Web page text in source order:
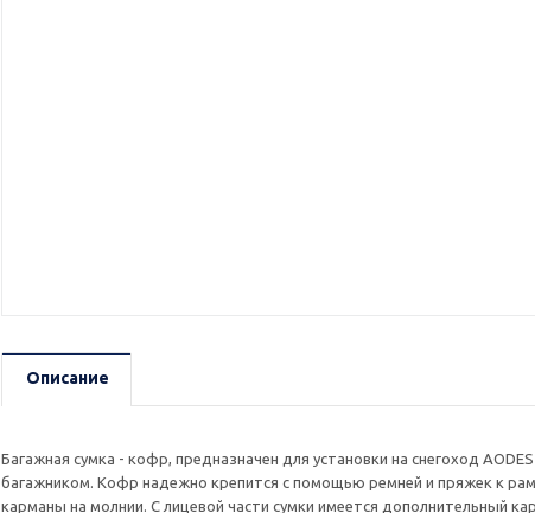
Описание
Багажная сумка - кофр, предназначен для установки на снегоход
багажником. Кофр надежно крепится с помощью ремней и пряжек к
карманы на молнии. С лицевой части сумки имеется дополнительный